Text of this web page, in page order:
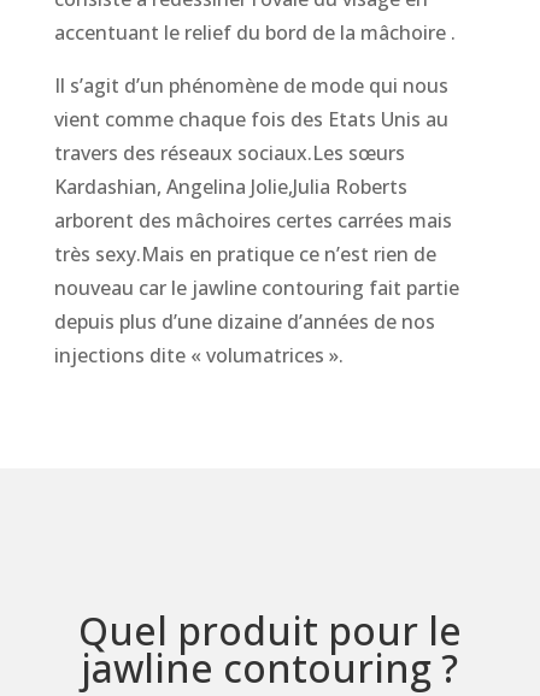
accentuant le relief du bord de la mâchoire .
Il s’agit d’un phénomène de mode qui nous
vient comme chaque fois des Etats Unis au
travers des réseaux sociaux.Les sœurs
Kardashian, Angelina Jolie,Julia Roberts
arborent des mâchoires certes carrées mais
très sexy.Mais en pratique ce n’est rien de
nouveau car le jawline contouring fait partie
depuis plus d’une dizaine d’années de nos
injections dite « volumatrices ».
Quel produit pour le
jawline contouring ?